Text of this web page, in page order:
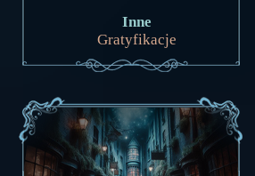
Inne
Gratyfikacje